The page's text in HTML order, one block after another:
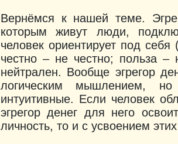
Вернёмся к нашей теме.
которым живут люди,
человек ориентирует под
честно – не честно; польза
нейтрален. Вообще эгрегор
логическим мышлением,
интуитивные. Если человек
эгрегор денег для него
личность, то и с усвоением